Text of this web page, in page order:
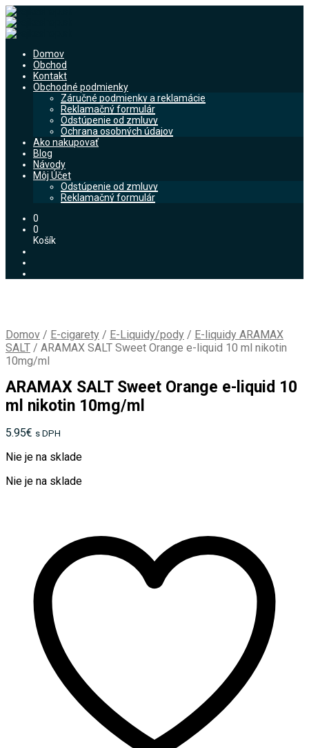
Domov
Obchod
Kontakt
Obchodné podmienky
Záručné podmienky a reklamácie
Reklamačný formulár
Odstúpenie od zmluvy
Ochrana osobných údajov
Ako nakupovať
Blog
Návody
Môj Účet
Odstúpenie od zmluvy
Reklamačný formulár
0
0
Košík
Domov / E-cigarety / E-Liquidy/pody / E-liquidy ARAMAX
SALT / ARAMAX SALT Sweet Orange e-liquid 10 ml nikotin
10mg/ml
ARAMAX SALT Sweet Orange e-liquid 10
ml nikotin 10mg/ml
5.95€ s DPH
Nie je na sklade
Nie je na sklade